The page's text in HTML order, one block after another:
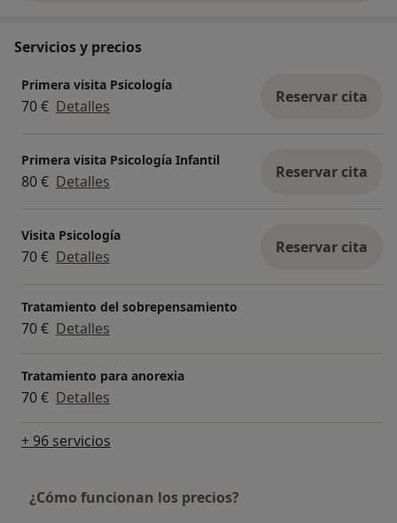
Servicios y precios
Primera visita Psicología
70 € Detalles Reservar cita
Primera visita Psicología Infantil
80 € Detalles Reservar cita
Visita Psicología
70 € Detalles Reservar cita
Tratamiento del sobrepensamiento
70 € Detalles
Tratamiento para anorexia
70 € Detalles
+ 96 servicios
¿Cómo funcionan los precios?